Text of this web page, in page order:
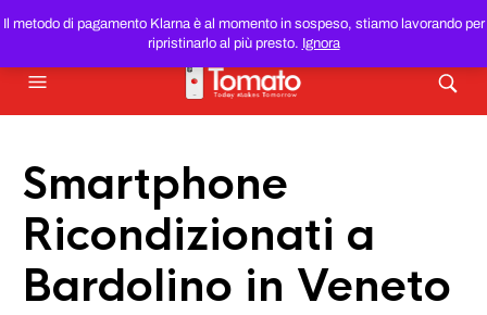
Il metodo di pagamento Klarna è al momento in sospeso, stiamo lavorando per
ripristinarlo al più presto. Ignora
SMARTPHONE E TABLET RICONDIZIONATIAL MIGLIOR
PREZZO DEL WEB!
Smartphone
Ricondizionati a
Bardolino in Veneto